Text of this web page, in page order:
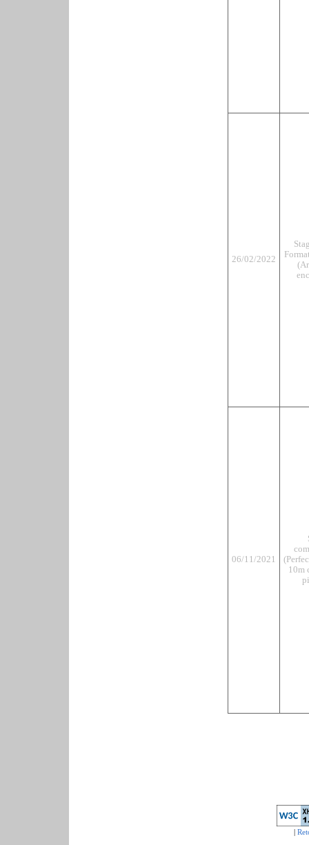
26/02/2022
06/11/2021
10m
|